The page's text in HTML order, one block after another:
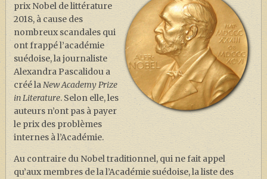
CULTURE
PODCASTS
LES GRANDS ARTICLES DE LA GAZETTE
DOSSIERS
JEUX
prix Nobel de littérature
2018, à cause des
nombreux scandales qui
ont frappé l’académie
suédoise, la journaliste
Alexandra Pascalidou a
créé laNew Academy Prize
in Literature. Selon elle, les
auteurs n’ont pas à payer
le prix des problèmes
internes à l’Académie.
Au contraire du Nobel traditionnel, qui ne fait appel
qu’aux membres de la l’Académie suédoise, la liste des